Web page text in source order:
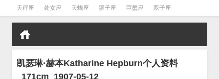
天秤座 处女座 天蝎座 狮子座 巨蟹座 双子座
金牛座 双鱼座 水瓶座
凯瑟琳·赫本Katharine Hepburn个人资料
_171cm_1907-05-12